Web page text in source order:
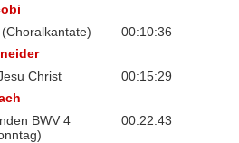
00:10:36
Christ
00:15:29
BWV 4
00:22:43